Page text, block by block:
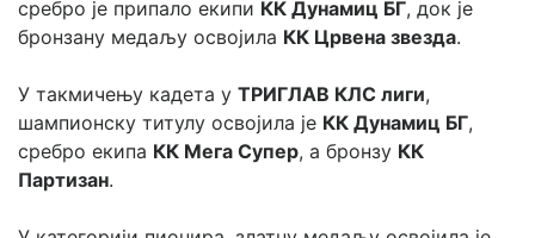
сребро је припало екипи КК Дyнамиц БГ, док је
бронзану медаљу освојила КК Црвена звезда.
У такмичењу кадета у ТРИГЛАВ КЛС лиги,
шампионску титулу освојила је КК Дyнамиц БГ,
сребро екипа КК Мега Супер, а бронзу КК
Партизан.